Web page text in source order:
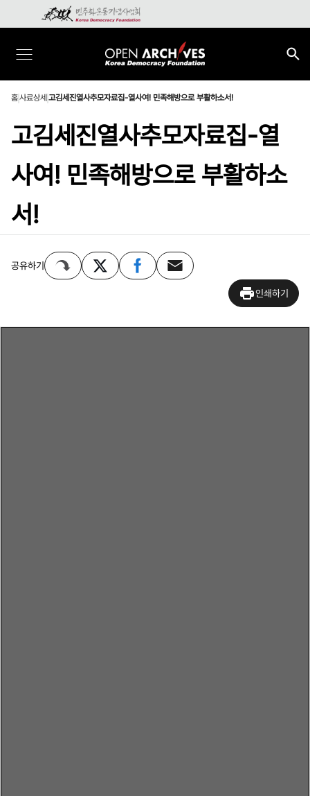
홈사료상세 고김세진열사추모자료집-열사여! 민족해방으로 부활하소서!
고김세진열사추모자료집-열
사여! 민족해방으로 부활하소
서!
공유하기
인쇄하기